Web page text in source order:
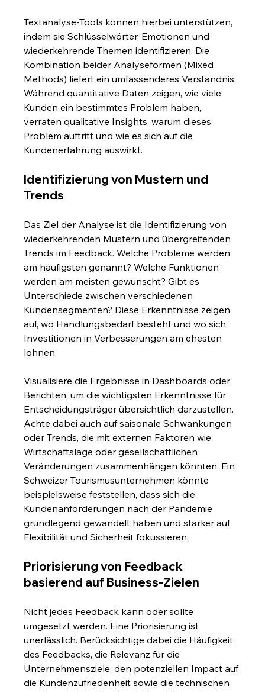
Textanalyse-Tools können hierbei unterstützen,
indem sie Schlüsselwörter, Emotionen und
wiederkehrende Themen identifizieren. Die
Kombination beider Analyseformen (Mixed
Methods) liefert ein umfassenderes Verständnis.
Während quantitative Daten zeigen, wie viele
Kunden ein bestimmtes Problem haben,
verraten qualitative Insights, warum dieses
Problem auftritt und wie es sich auf die
Kundenerfahrung auswirkt.
Identifizierung von Mustern und
Trends
Das Ziel der Analyse ist die Identifizierung von
wiederkehrenden Mustern und übergreifenden
Trends im Feedback. Welche Probleme werden
am häufigsten genannt? Welche Funktionen
werden am meisten gewünscht? Gibt es
Unterschiede zwischen verschiedenen
Kundensegmenten? Diese Erkenntnisse zeigen
auf, wo Handlungsbedarf besteht und wo sich
Investitionen in Verbesserungen am ehesten
lohnen.
Visualisiere die Ergebnisse in Dashboards oder
Berichten, um die wichtigsten Erkenntnisse für
Entscheidungsträger übersichtlich darzustellen.
Achte dabei auch auf saisonale Schwankungen
oder Trends, die mit externen Faktoren wie
Wirtschaftslage oder gesellschaftlichen
Veränderungen zusammenhängen könnten. Ein
Schweizer Tourismusunternehmen könnte
beispielsweise feststellen, dass sich die
Kundenanforderungen nach der Pandemie
grundlegend gewandelt haben und stärker auf
Flexibilität und Sicherheit fokussieren.
Priorisierung von Feedback
basierend auf Business-Zielen
Nicht jedes Feedback kann oder sollte
umgesetzt werden. Eine Priorisierung ist
unerlässlich. Berücksichtige dabei die Häufigkeit
des Feedbacks, die Relevanz für die
Unternehmensziele, den potenziellen Impact auf
die Kundenzufriedenheit sowie die technischen